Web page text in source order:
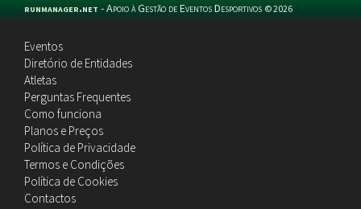
runmanager.net -Apoio à Gestão de Eventos Desportivos ©2026
Eventos
Diretório de Entidades
Atletas
Perguntas Frequentes
Como funciona
Planos e Preços
Política de Privacidade
Termos e Condições
Política de Cookies
Contactos